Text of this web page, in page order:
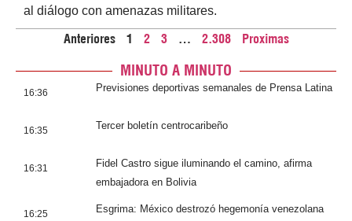
al diálogo con amenazas militares.
Anteriores 1 2 3 … 2.308 Proximas
MINUTO A MINUTO
16:36 Previsiones deportivas semanales de Prensa Latina
16:35 Tercer boletín centrocaribeño
16:31
Fidel Castro sigue iluminando el camino, afirma
embajadora en Bolivia
16:25
Esgrima: México destrozó hegemonía venezolana